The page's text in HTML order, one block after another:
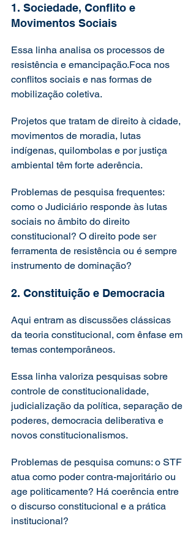
1. Sociedade, Conflito e
Movimentos Sociais
Essa linha analisa os processos de
resistência e emancipação.Foca nos
conflitos sociais e nas formas de
mobilização coletiva.
Projetos que tratam de direito à cidade,
movimentos de moradia, lutas
indígenas, quilombolas e por justiça
ambiental têm forte aderência.
Problemas de pesquisa frequentes:
como o Judiciário responde às lutas
sociais no âmbito do direito
constitucional? O direito pode ser
ferramenta de resistência ou é sempre
instrumento de dominação?
2. Constituição e Democracia
Aqui entram as discussões clássicas
da teoria constitucional, com ênfase em
temas contemporâneos.
Essa linha valoriza pesquisas sobre
controle de constitucionalidade,
judicialização da política, separação de
poderes, democracia deliberativa e
novos constitucionalismos.
Problemas de pesquisa comuns: o STF
atua como poder contra-majoritário ou
age politicamente? Há coerência entre
o discurso constitucional e a prática
institucional?